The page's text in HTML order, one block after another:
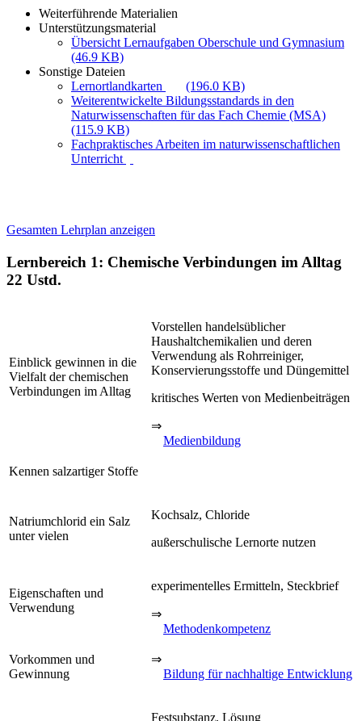
Weiterführende Materialien
Unterstützungsmaterial
Übersicht Lernaufgaben Oberschule und Gymnasium
(46.9 KB)
Sonstige Dateien
Lernortlandkarten
(196.0 KB)
Weiterentwickelte Bildungsstandards in den
Naturwissenschaften für das Fach Chemie (MSA)
(115.9 KB)
Fachpraktisches Arbeiten im naturwissenschaftlichen
Unterricht
Gesamten Lehrplan anzeigen
Lernbereich 1: Chemische Verbindungen im Alltag
22 Ustd.
Einblick gewinnen in die
Vielfalt der chemischen
Verbindungen im Alltag
Vorstellen handelsüblicher
Haushaltchemikalien und deren
Verwendung als Rohrreiniger,
Konservierungsstoffe und Düngemittel
kritisches Werten von Medienbeiträgen
⇒
Medienbildung
Kennen salzartiger Stoffe
Natriumchlorid ein Salz
unter vielen
Kochsalz, Chloride
außerschulische Lernorte nutzen
Eigenschaften und
Verwendung
experimentelles Ermitteln, Steckbrief
⇒
Methodenkompetenz
Vorkommen und
Gewinnung
⇒
Bildung für nachhaltige Entwicklung
Festsubstanz, Lösung